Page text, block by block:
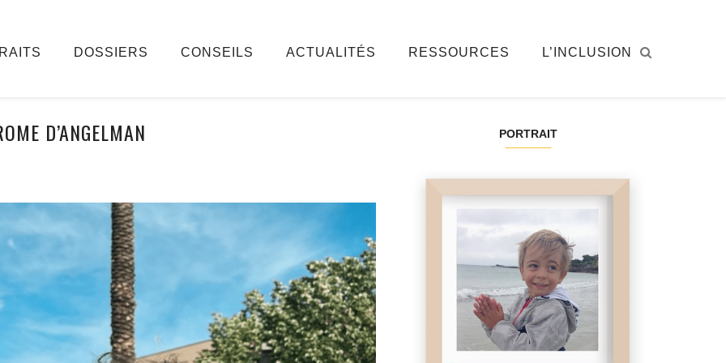
DOSSIERS CONSEILS ACTUALITÉS RESSOURCES L’INCLUSION
D’ANGELMAN PORTRAIT